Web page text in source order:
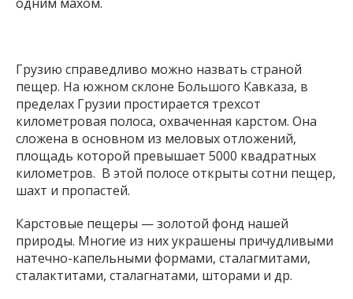
Грузию справедливо можно назвать страной
пещер. На южном склоне Большого Кавказа, в
пределах Грузии простирается трехсот
километровая полоса, охваченная карстом. Она
сложена в основном из меловых отложений,
площадь которой превышает 5000 квадратных
километров. В этой полосе открыты сотни пещер,
шахт и пропастей.
Карстовые пещеры — золотой фонд нашей
природы. Многие из них украшены причудливыми
натечно-капельными формами, сталагмитами,
сталактитами, сталагнатами, шторами и др.